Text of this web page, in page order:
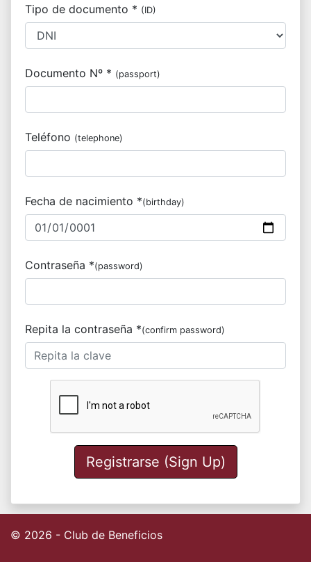
Tipo de documento * (ID)
Documento Nº * (passport)
Teléfono (telephone)
Fecha de nacimiento *(birthday)
Contraseña *(password)
Repita la contraseña *(confirm password)
Registrarse (Sign Up)
© 2026 - Club de Beneficios